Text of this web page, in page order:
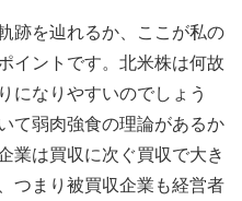
跡を辿れるか、ここが私の
イントです。北米株は何故
になりやすいのでしょう
て弱肉強食の理論があるか
業は買収に次ぐ買収で大き
つまり被買収企業も経営者